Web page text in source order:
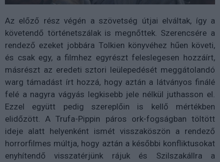
Az előző rész végén a szövetség útjai elváltak, így a
követendő történetszálak is megnőttek. Szerencsére a
rendező ezeket jobbára Tolkien könyvéhez hűen követi,
és csak egy, a filmhez egyrészt feleslegesen hozzáírt,
másrészt az eredeti sztori leülepedését meggátolandó
warg támadást írt hozzá, hogy aztán a látványos finálé
felé a nagyra vágyás legkisebb jele nélkül juthasson el.
Ezzel együtt pedig szereplőin is kellő mértékben
elidőzött. A Trufa-Pippin páros ork-fogságban töltött
ideje alatt helyenként ismét visszaköszön a rendező
horrorfilmes múltja, hogy aztán a későbbi konfliktusokat
enyhítendő visszatérjünk rájuk és Szilszakállra a